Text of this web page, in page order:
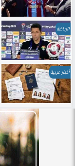
الرياضة
أخبار عربية